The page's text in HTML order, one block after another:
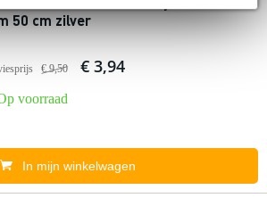
50 cm zilver
€ 9,50 € 3,94
voorraad
In mijn winkelwagen